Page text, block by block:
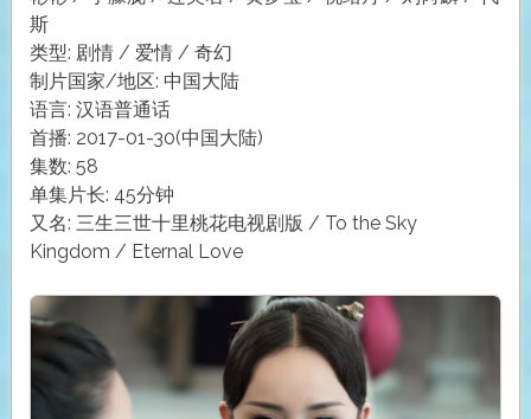
斯
类型: 剧情 / 爱情 / 奇幻
制片国家/地区: 中国大陆
语言: 汉语普通话
首播: 2017-01-30(中国大陆)
集数: 58
单集片长: 45分钟
又名: 三生三世十里桃花电视剧版 / To the Sky
Kingdom / Eternal Love